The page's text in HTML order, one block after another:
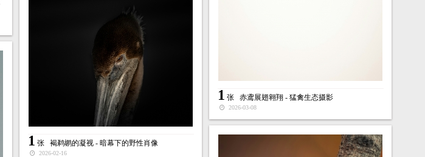
1 张 赤鸢展翅翱翔 - 猛禽生态摄影
2026-03-08
1 张 褐鹈鹕的凝视 - 暗幕下的野性肖像
2026-02-16